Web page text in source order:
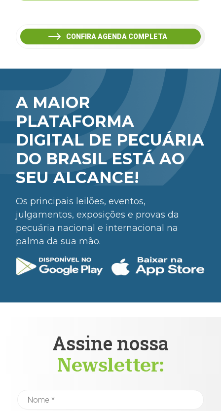
CONFIRA AGENDA COMPLETA
A MAIOR
PLATAFORMA
DIGITAL DE PECUÁRIA
DO BRASIL ESTÁ AO
SEU ALCANCE!
Os principais leilões, eventos,
julgamentos, exposições e provas da
pecuária nacional e internacional na
palma da sua mão.
Assine nossa
Newsletter: